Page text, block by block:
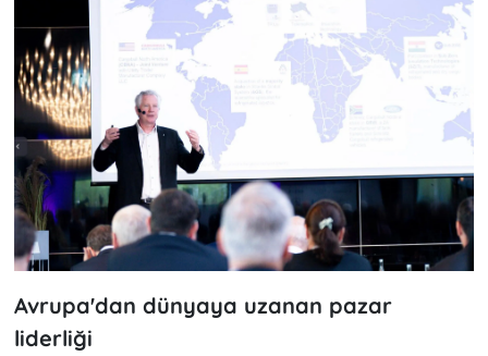
Avrupa'dan dünyaya uzanan pazar
liderliği